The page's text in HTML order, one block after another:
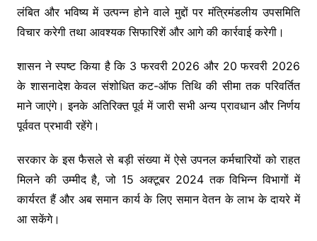
लंबित और भविष्य में उत्पन्न होने वाले मुद्दों पर मंत्रिमंडलीय उपसमिति
विचार करेगी तथा आवश्यक सिफारिशें और आगे की कार्रवाई करेगी।
शासन ने स्पष्ट किया है कि 3 फरवरी 2026 और 20 फरवरी 2026
के शासनादेश केवल संशोधित कट-ऑफ तिथि की सीमा तक परिवर्तित
माने जाएंगे। इनके अतिरिक्त पूर्व में जारी सभी अन्य प्रावधान और निर्णय
पूर्ववत प्रभावी रहेंगे।
सरकार के इस फैसले से बड़ी संख्या में ऐसे उपनल कर्मचारियों को राहत
मिलने की उम्मीद है, जो 15 अक्टूबर 2024 तक विभिन्न विभागों में
कार्यरत हैं और अब समान कार्य के लिए समान वेतन के लाभ के दायरे में
आ सकेंगे।